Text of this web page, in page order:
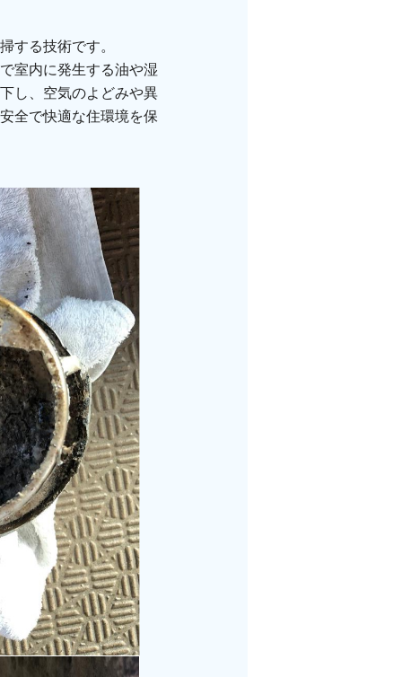
する技術です。
室内に発生する油や湿
し、空気のよどみや異
全で快適な住環境を保